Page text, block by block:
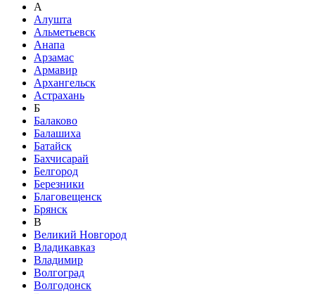
А
Алушта
Альметьевск
Анапа
Арзамас
Армавир
Архангельск
Астрахань
Б
Балаково
Балашиха
Батайск
Бахчисарай
Белгород
Березники
Благовещенск
Брянск
В
Великий Новгород
Владикавказ
Владимир
Волгоград
Волгодонск